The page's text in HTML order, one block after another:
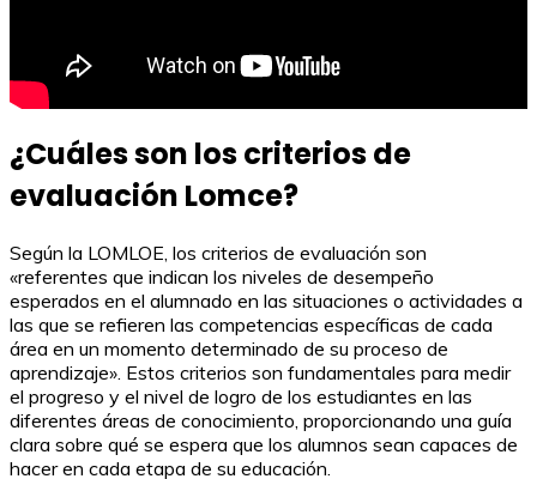
¿Cuáles son los criterios de
evaluación Lomce?
Según la LOMLOE, los criterios de evaluación son
«referentes que indican los niveles de desempeño
esperados en el alumnado en las situaciones o actividades a
las que se refieren las competencias específicas de cada
área en un momento determinado de su proceso de
aprendizaje». Estos criterios son fundamentales para medir
el progreso y el nivel de logro de los estudiantes en las
diferentes áreas de conocimiento, proporcionando una guía
clara sobre qué se espera que los alumnos sean capaces de
hacer en cada etapa de su educación.